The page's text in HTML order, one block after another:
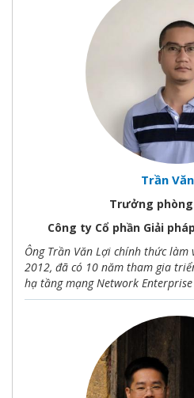
Trần
Trưởng
Công ty Cổ phần Giải
Ông Trần Văn Lợi chính thức
2012, đã có 10 năm tham gia
hạ tầng mạng Network